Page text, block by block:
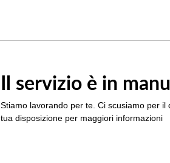
Il servizio è in
Stiamo lavorando per te. Ci scusiamo per
tua disposizione per maggiori informazioni